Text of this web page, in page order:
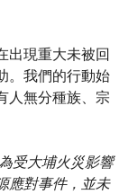
出現重大未被回
。我們的行動始
人無分種族、宗
受大埔火災影響
應對事件，並未